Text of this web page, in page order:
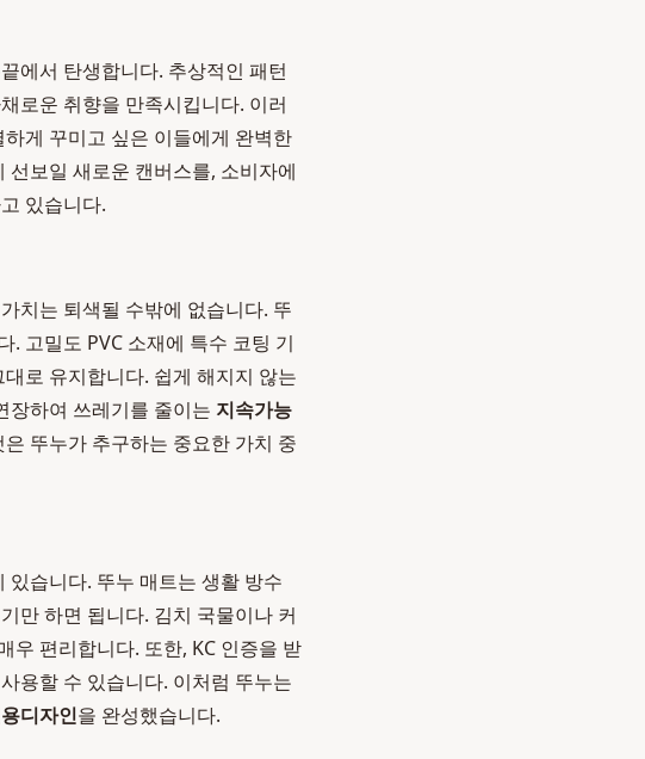
에서 탄생합니다. 추상적인 패턴
로운 취향을 만족시킵니다. 이러
게 꾸미고 싶은 이들에게 완벽한
보일 새로운 캔버스를, 소비자에
있습니다.
치는 퇴색될 수밖에 없습니다. 뚜
고밀도 PVC 소재에 특수 코팅 기
로 유지합니다. 쉽게 해지지 않는
장하여 쓰레기를 줄이는 지속가능
뚜누가 추구하는 중요한 가치 중
있습니다. 뚜누 매트는 생활 방수
만 하면 됩니다. 김치 국물이나 커
우 편리합니다. 또한, KC 인증을 받
용할 수 있습니다. 이처럼 뚜누는
디자인을 완성했습니다.